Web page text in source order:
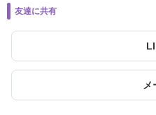
友達に共有
メ